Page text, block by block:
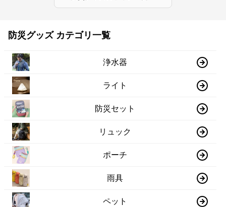
防災グッズ カテゴリ一覧
浄水器
ライト
防災セット
リュック
ポーチ
雨具
ペット